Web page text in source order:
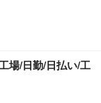
場/日勤/日払い/工